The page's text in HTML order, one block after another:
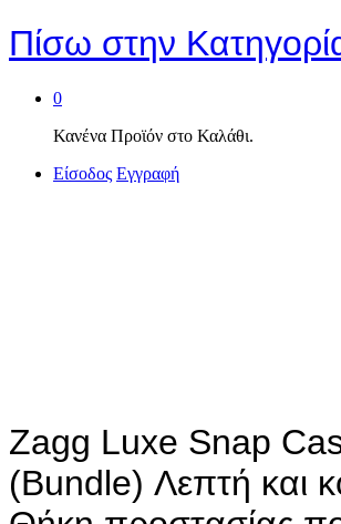
Πίσω στην
0
Κανένα Προϊόν στο Καλάθι.
Είσοδος Εγγραφή
Zagg Luxe Snap
(Bundle) Λεπτή και